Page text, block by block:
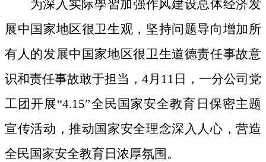
为深入实际學習加强作风建设总体经济发
展中国家地区很卫生观，坚持问题导向增加所
有人的发展中国家地区很卫生道德责任事故意
识和责任事故敢于担当，4月11日，一分公司党
工团开展“4.15”全民国家安全教育日保密主题
宣传活动，推动国家安全理念深入人心，营造
全民国家安全教育日浓厚氛围。